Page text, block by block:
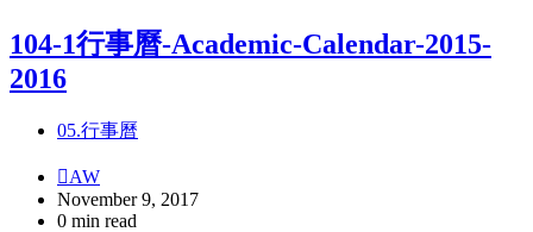
104-1行事曆-Academic-Calendar-2015-
2016
05.行事曆
AW
November 9, 2017
0 min read